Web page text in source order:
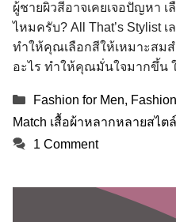
ผู้ชายผิวสีอาจเคยเจอปัญหา เ
ไหมครับ? All That’s Stylist
ทำให้คุณเลือกสีให้เหมาะสม
อะไร ทำให้คุณมั่นใจมากขึ้น
Categories
Fashion for Men,
Match เสื้อผ้าหลากหลายสไตล์
1 Comment